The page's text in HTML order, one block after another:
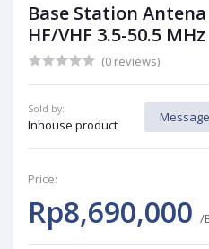
Base Station Antena
HF/VHF 3.5-50.5 MHz
(0 reviews)
Sold by:
Inhouse product
Price:
Rp8,690,000 /